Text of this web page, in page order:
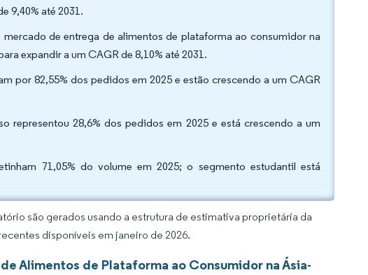
9,40% até 2031.
de entrega de alimentos de plataforma ao consumidor na
expandir a um CAGR de 8,10% até 2031.
por 82,55% dos pedidos em 2025 e estão crescendo a um CAGR
representou 28,6% dos pedidos em 2025 e está crescendo a um
71,05% do volume em 2025; o segmento estudantil está
são gerados usando a estrutura de estimativa proprietária da
disponíveis em janeiro de 2026.
Alimentos de Plataforma ao Consumidor na Ásia-